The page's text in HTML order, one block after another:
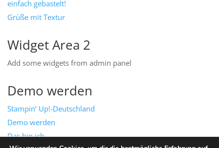
einfach gebastelt!
Grüße mit Textur
Widget Area 2
Add some widgets from admin panel
Demo werden
Stampin‘ Up!-Deutschland
Demo werden
Das bin ich